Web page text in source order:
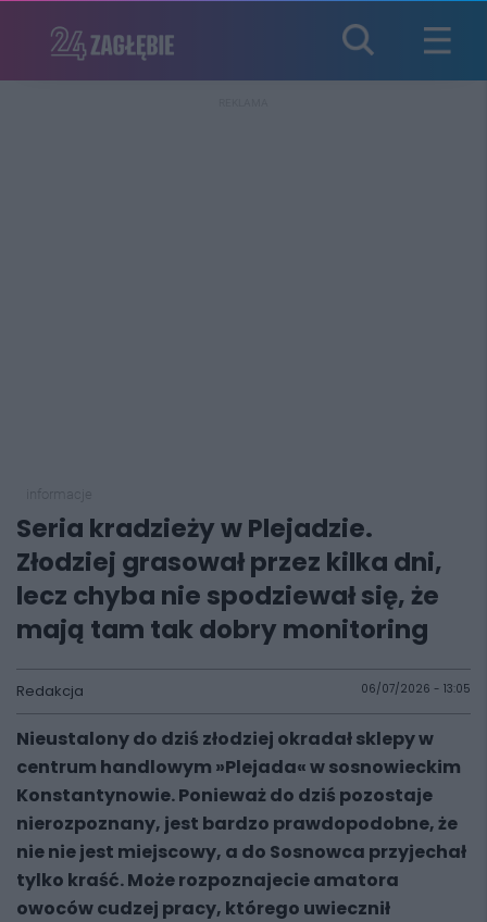
Seria kradzieży w Plejadzie.
Złodziej grasował przez kilka dni,
lecz chyba nie spodziewał się, że
mają tam tak dobry monitoring
Redakcja 06/07/2026 - 13:05
Nieustalony do dziś złodziej okradał sklepy w
centrum handlowym »Plejada« w sosnowieckim
Konstantynowie. Ponieważ do dziś pozostaje
nierozpoznany, jest bardzo prawdopodobne, że
nie nie jest miejscowy, a do Sosnowca przyjechał
tylko kraść. Może rozpoznajecie amatora
owoców cudzej pracy, którego uwiecznił